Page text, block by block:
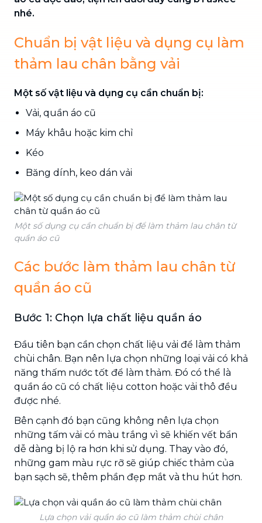
nhé.
Chuẩn bị vật liệu và dụng cụ làm
thảm lau chân bằng vải
Một số vật liệu và dụng cụ cần chuẩn bị:
Vải, quần áo cũ
Máy khâu hoặc kim chỉ
Kéo
Băng dính, keo dán vải
Một số dụng cụ cần chuẩn bị để làm thảm lau chân từ
quần áo cũ
Các bước làm thảm lau chân từ
quần áo cũ
Bước 1: Chọn lựa chất liệu quần áo
Đầu tiên bạn cần chọn chất liệu vải để làm thảm
chùi chân. Bạn nên lựa chọn những loại vải có khả
năng thấm nước tốt để làm thảm. Đó có thể là
quần áo cũ có chất liệu cotton hoặc vải thô đều
được nhé.
Bên cạnh đó bạn cũng không nên lựa chọn
những tấm vải có màu trắng vì sẽ khiến vết bẩn
dễ dàng bị lộ ra hơn khi sử dụng. Thay vào đó,
những gam màu rực rỡ sẽ giúp chiếc thảm của
bạn sạch sẽ, thêm phần đẹp mắt và thu hút hơn.
Lựa chọn vải quần áo cũ làm thảm chùi chân